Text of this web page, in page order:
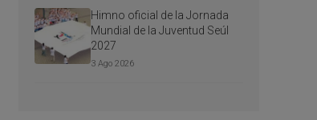
Himno oficial de la Jornada
Mundial de la Juventud Seúl
2027
3 Ago 2026